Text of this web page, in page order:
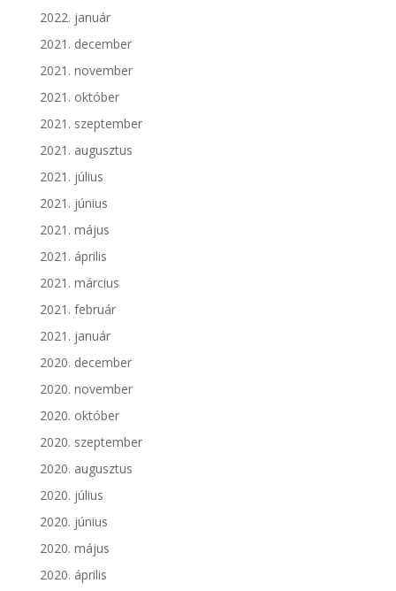
2022. január
2021. december
2021. november
2021. október
2021. szeptember
2021. augusztus
2021. július
2021. június
2021. május
2021. április
2021. március
2021. február
2021. január
2020. december
2020. november
2020. október
2020. szeptember
2020. augusztus
2020. július
2020. június
2020. május
2020. április